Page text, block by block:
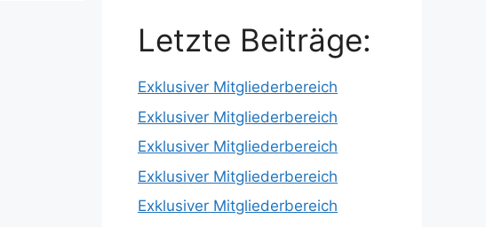
Letzte Beiträge:
Exklusiver Mitgliederbereich
Exklusiver Mitgliederbereich
Exklusiver Mitgliederbereich
Exklusiver Mitgliederbereich
Exklusiver Mitgliederbereich